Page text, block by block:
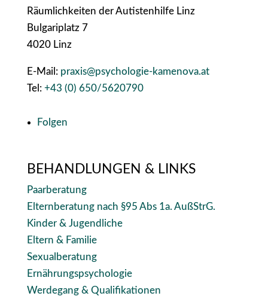
Räumlichkeiten der Autistenhilfe Linz
Bulgariplatz 7
4020 Linz
E-Mail: praxis@psychologie-kamenova.at
Tel: +43 (0) 650/5620790
Folgen
BEHANDLUNGEN & LINKS
Paarberatung
Elternberatung nach §95 Abs 1a. AußStrG.
Kinder & Jugendliche
Eltern & Familie
Sexualberatung
Ernährungspsychologie
Werdegang & Qualifikationen